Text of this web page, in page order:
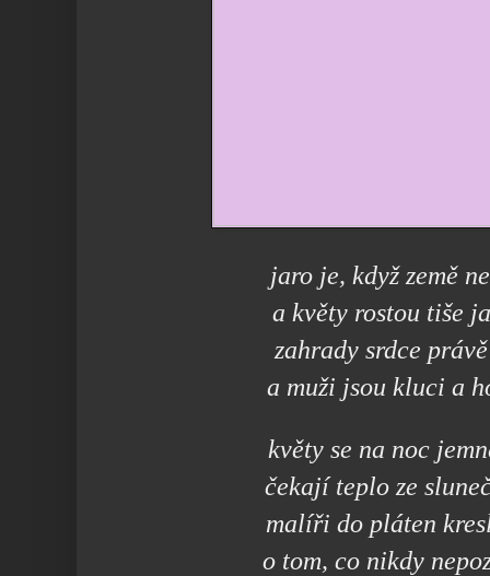
jaro je, když země
a květy rostou tiše
zahrady srdce
a muži jsou kluci a
květy se na noc
čekají teplo ze
malíři do pláten
o tom, co nikdy